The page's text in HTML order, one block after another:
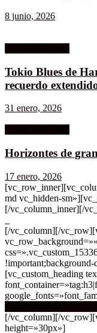
8 junio, 2026
Tokio Blues de
recuerdo
31 enero, 2026
Horizontes de
17 enero, 2026
md vc_hidden-
[/vc_column_inner][/
[/vc_column][/
vc_row_background=»»
[vc_custom_heading
[/vc_column][/
height=»30px»]